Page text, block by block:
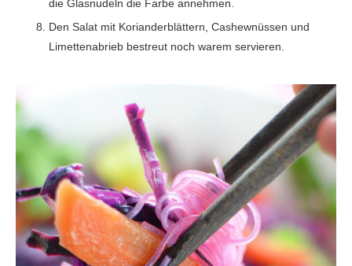
die Glasnudeln die Farbe annehmen.
Den Salat mit Korianderblättern, Cashewnüssen und
Limettenabrieb bestreut noch warem servieren.